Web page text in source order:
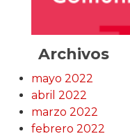
Archivos
mayo 2022
abril 2022
marzo 2022
febrero 2022